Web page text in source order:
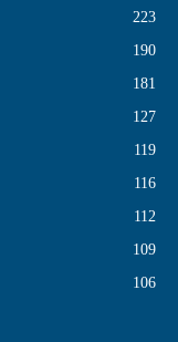
223
190
181
127
119
116
112
109
106